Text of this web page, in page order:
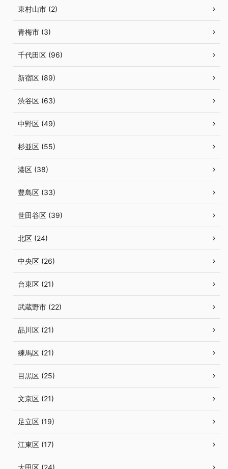
東村山市 (2)
青梅市 (3)
千代田区 (96)
新宿区 (89)
渋谷区 (63)
中野区 (49)
杉並区 (55)
港区 (38)
豊島区 (33)
世田谷区 (39)
北区 (24)
中央区 (26)
台東区 (21)
武蔵野市 (22)
品川区 (21)
練馬区 (21)
目黒区 (25)
文京区 (21)
足立区 (19)
江東区 (17)